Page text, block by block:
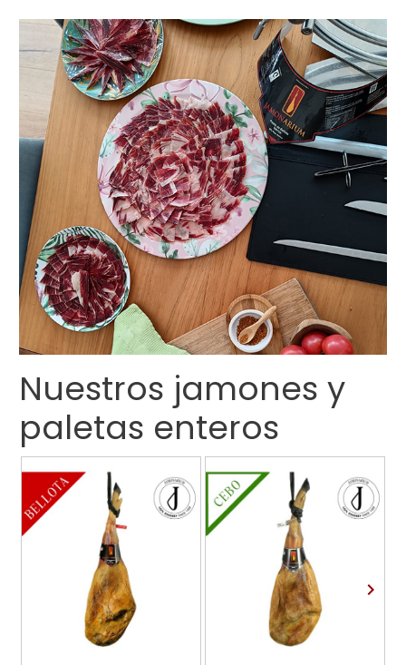
Nuestros jamones y
paletas enteros
